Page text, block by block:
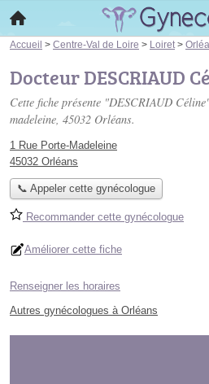
Accueil > Centre-Val de Loire > Loiret >
Docteur DESCRIAUD
Cette fiche présente "DESCRIAUD
madeleine, 45032 Orléans.
1 Rue Porte-Madeleine
45032 Orléans
📞 Appeler cette gynécologue
Recommander cette gynécologue
Améliorer cette fiche
Renseigner les horaires
Autres gynécologues à Orléans